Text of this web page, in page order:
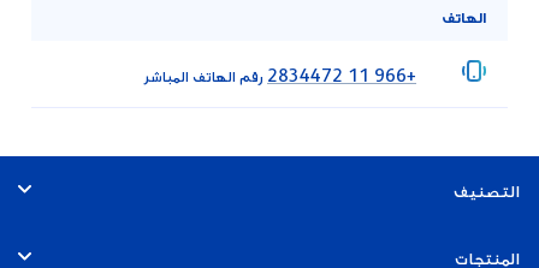
الهاتف
+966 11 2834472 رقم الهاتف المباشر
التصنيف
الخدمات البنكية الشخصية
المنتجات